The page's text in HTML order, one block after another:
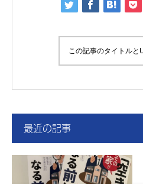
この記事のタイトルと
最近の記事